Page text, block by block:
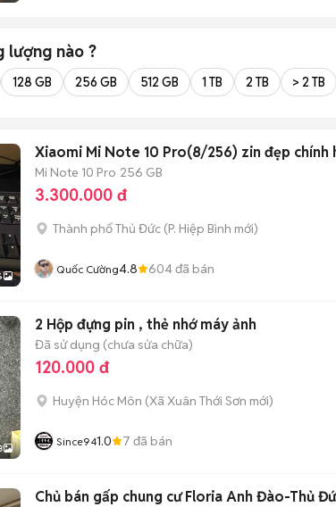
lượng nào ?
128 GB 256 GB 512 GB 1 TB 2 TB > 2 TB
Xiaomi Mi Note 10 Pro(8/256) zin đẹp chính
Mi Note 10 Pro 256 GB
3.300.000 đ
Thành phố Thủ Đức (P. Hiệp Bình mới)
Quốc Cường4.8 604đã bán
2 Hộp đựng pin , thẻ nhớ máy ảnh
Đã sử dụng (chưa sửa chữa)
120.000 đ
Huyện Hóc Môn (Xã Xuân Thới Sơn mới)
Since941.0 7 đã bán
Chủ bán gấp chung cư Floria Anh Đào-Thủ